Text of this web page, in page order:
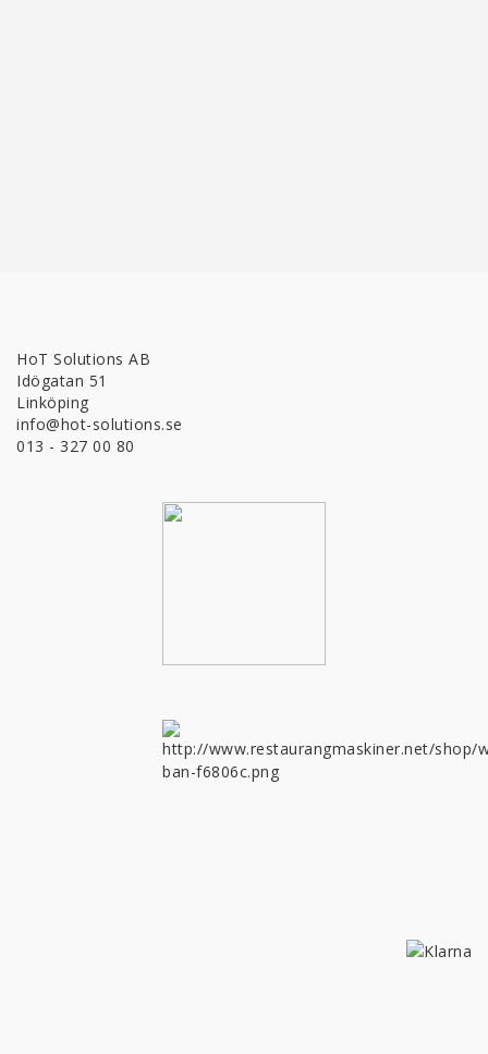
HoT Solutions AB
Idögatan 51
Linköping
info@hot-solutions.se
013 - 327 00 80